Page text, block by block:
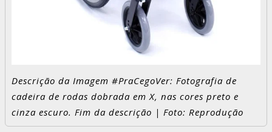
Descrição da Imagem #PraCegoVer: Fotografia de
cadeira de rodas dobrada em X, nas cores preto e
cinza escuro. Fim da descrição | Foto: Reprodução